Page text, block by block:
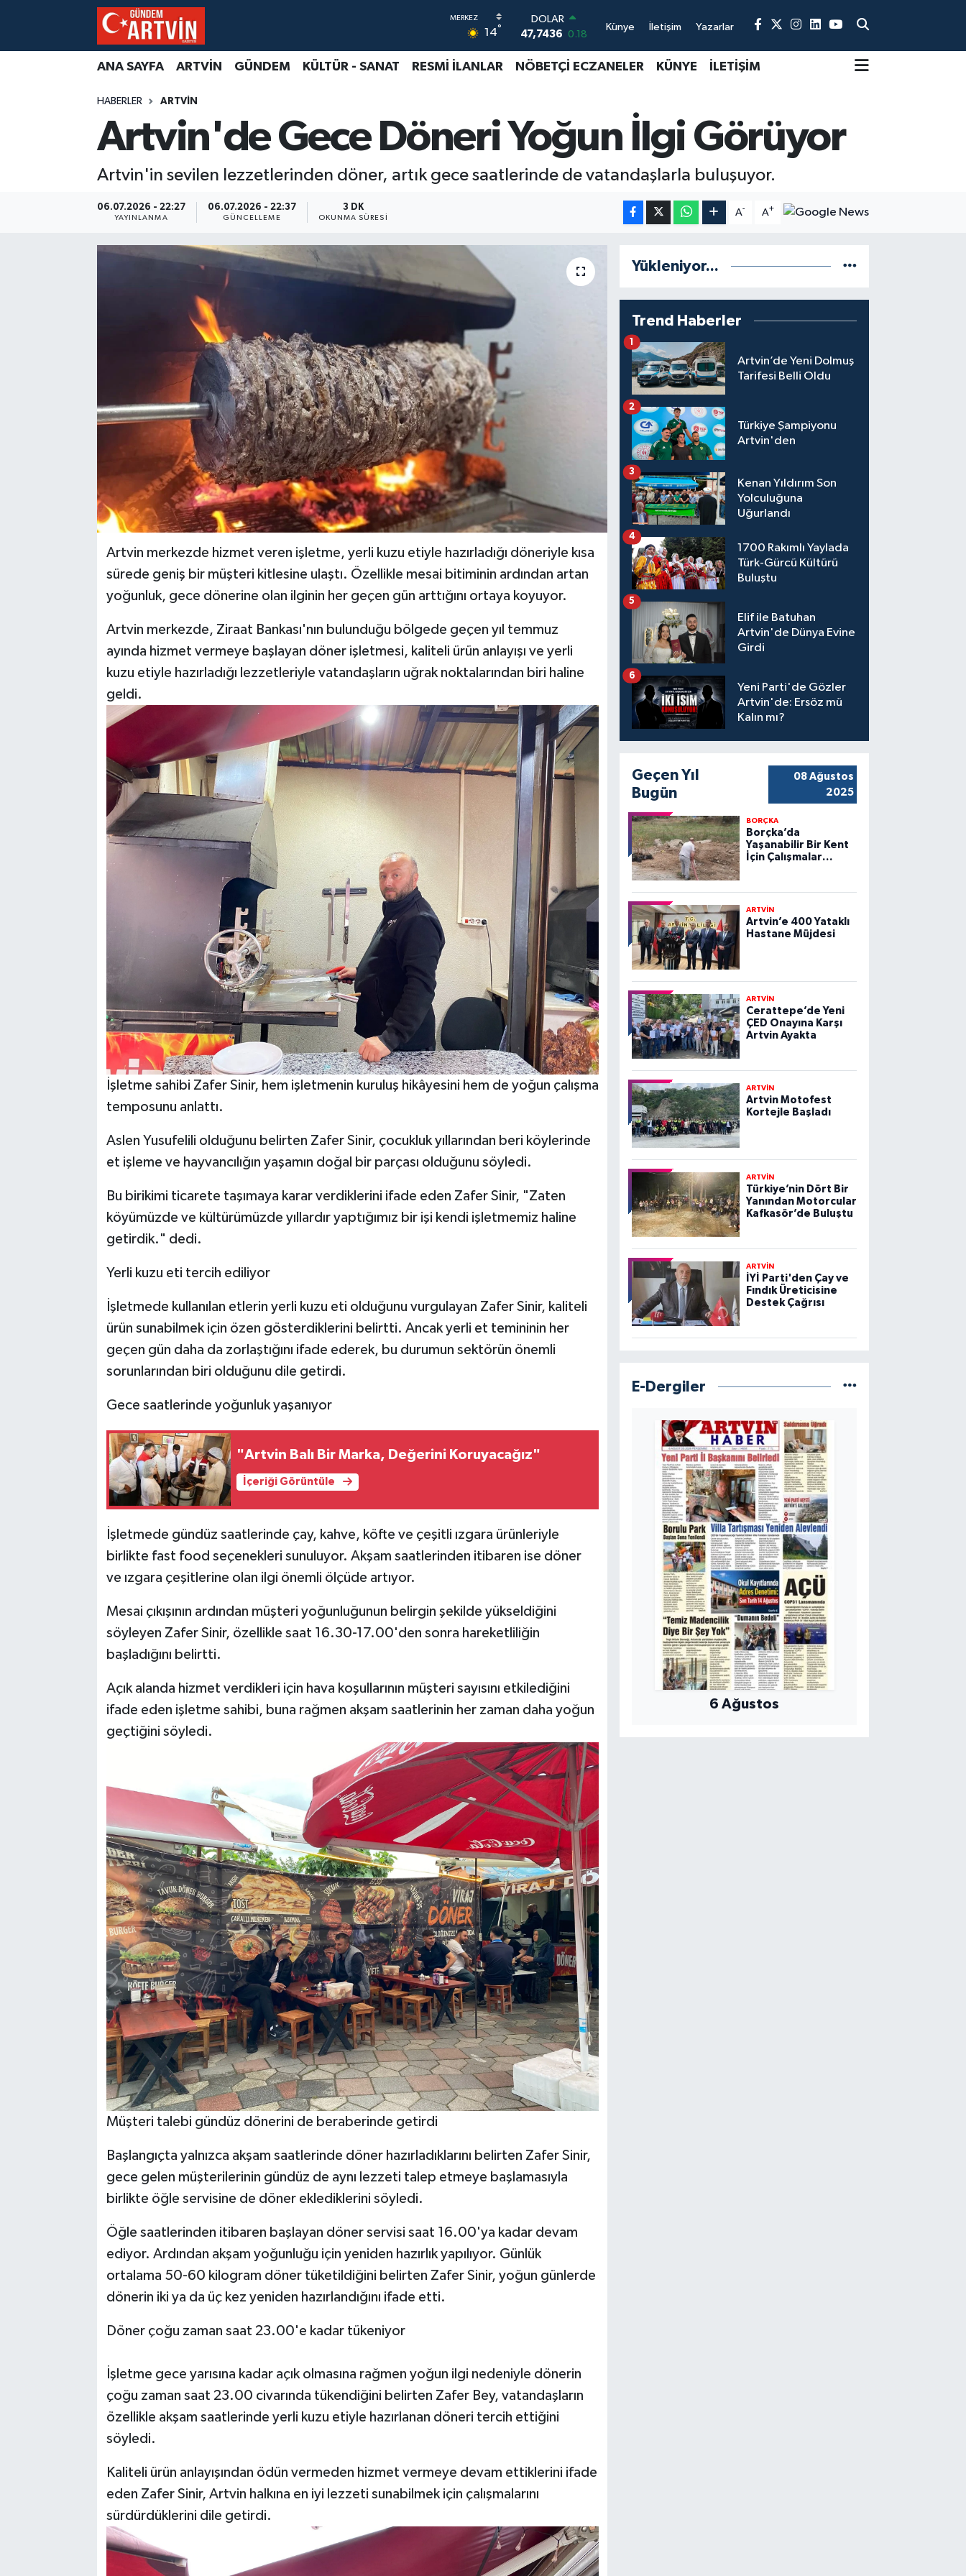
14°
DOLAR
47,7436 0.18
EURO
55,2510 0.32
6660.55 0.03
BİST100
13.779 -14
BITCOIN
Künye İletişim Yazarlar
ANA SAYFA ARTVİN GÜNDEM KÜLTÜR - SANAT RESMİ İLANLAR NÖBETÇİ ECZANELER KÜNYE İLETİŞİM
HABERLER ARTVİN
Artvin'de Gece Döneri Yoğun İlgi Görüyor
Artvin'in sevilen lezzetlerinden döner, artık gece saatlerinde de vatandaşlarla buluşuyor.
06.07.2026 - 22:27
YAYINLANMA
06.07.2026 - 22:37
GÜNCELLEME
3 DK
OKUNMA SÜRESI
A- A+
Artvin merkezde hizmet veren işletme, yerli kuzu etiyle hazırladığı döneriyle kısa
sürede geniş bir müşteri kitlesine ulaştı. Özellikle mesai bitiminin ardından artan
yoğunluk, gece dönerine olan ilginin her geçen gün arttığını ortaya koyuyor.
Artvin merkezde, Ziraat Bankası'nın bulunduğu bölgede geçen yıl temmuz
ayında hizmet vermeye başlayan döner işletmesi, kaliteli ürün anlayışı ve yerli
kuzu etiyle hazırladığı lezzetleriyle vatandaşların uğrak noktalarından biri haline
geldi.
İşletme sahibi Zafer Sinir, hem işletmenin kuruluş hikâyesini hem de yoğun çalışma
temposunu anlattı.
Aslen Yusufelili olduğunu belirten Zafer Sinir, çocukluk yıllarından beri köylerinde
et işleme ve hayvancılığın yaşamın doğal bir parçası olduğunu söyledi.
Bu birikimi ticarete taşımaya karar verdiklerini ifade eden Zafer Sinir, "Zaten
köyümüzde ve kültürümüzde yıllardır yaptığımız bir işi kendi işletmemiz haline
getirdik." dedi.
Yerli kuzu eti tercih ediliyor
İşletmede kullanılan etlerin yerli kuzu eti olduğunu vurgulayan Zafer Sinir, kaliteli
ürün sunabilmek için özen gösterdiklerini belirtti. Ancak yerli et temininin her
geçen gün daha da zorlaştığını ifade ederek, bu durumun sektörün önemli
sorunlarından biri olduğunu dile getirdi.
Gece saatlerinde yoğunluk yaşanıyor
"Artvin Balı Bir Marka, Değerini Koruyacağız"
İçeriği Görüntüle
İşletmede gündüz saatlerinde çay, kahve, köfte ve çeşitli ızgara ürünleriyle
birlikte fast food seçenekleri sunuluyor. Akşam saatlerinden itibaren ise döner
ve ızgara çeşitlerine olan ilgi önemli ölçüde artıyor.
Mesai çıkışının ardından müşteri yoğunluğunun belirgin şekilde yükseldiğini
söyleyen Zafer Sinir, özellikle saat 16.30-17.00'den sonra hareketliliğin
başladığını belirtti.
Açık alanda hizmet verdikleri için hava koşullarının müşteri sayısını etkilediğini
ifade eden işletme sahibi, buna rağmen akşam saatlerinin her zaman daha yoğun
geçtiğini söyledi.
Müşteri talebi gündüz dönerini de beraberinde getirdi
Başlangıçta yalnızca akşam saatlerinde döner hazırladıklarını belirten Zafer Sinir,
gece gelen müşterilerinin gündüz de aynı lezzeti talep etmeye başlamasıyla
birlikte öğle servisine de döner eklediklerini söyledi.
Öğle saatlerinden itibaren başlayan döner servisi saat 16.00'ya kadar devam
ediyor. Ardından akşam yoğunluğu için yeniden hazırlık yapılıyor. Günlük
ortalama 50-60 kilogram döner tüketildiğini belirten Zafer Sinir, yoğun günlerde
dönerin iki ya da üç kez yeniden hazırlandığını ifade etti.
Döner çoğu zaman saat 23.00'e kadar tükeniyor
İşletme gece yarısına kadar açık olmasına rağmen yoğun ilgi nedeniyle dönerin
çoğu zaman saat 23.00 civarında tükendiğini belirten Zafer Bey, vatandaşların
özellikle akşam saatlerinde yerli kuzu etiyle hazırlanan döneri tercih ettiğini
söyledi.
Kaliteli ürün anlayışından ödün vermeden hizmet vermeye devam ettiklerini ifade
eden Zafer Sinir, Artvin halkına en iyi lezzeti sunabilmek için çalışmalarını
sürdürdüklerini dile getirdi.
Yükleniyor...
Trend Haberler
Artvin’de Yeni Dolmuş
Tarifesi Belli Oldu
1
Türkiye Şampiyonu
Artvin'den
2
Kenan Yıldırım Son
Yolculuğuna
Uğurlandı
3
1700 Rakımlı Yaylada
Türk-Gürcü Kültürü
Buluştu
4
Elif ile Batuhan
Artvin'de Dünya Evine
Girdi
5
Yeni Parti'de Gözler
Artvin'de: Ersöz mü
Kalın mı?
6
Geçen Yıl
Bugün
08 Ağustos
2025
BORÇKA
Borçka’da
Yaşanabilir Bir Kent
İçin Çalışmalar
ARTVİN
Artvin’e 400 Yataklı
Hastane Müjdesi
ARTVİN
Cerattepe’de Yeni
ÇED Onayına Karşı
Artvin Ayakta
ARTVİN
Artvin Motofest
Kortejle Başladı
ARTVİN
Türkiye’nin Dört Bir
Yanından Motorcular
Kafkasör’de Buluştu
ARTVİN
İYİ Parti'den Çay ve
Fındık Üreticisine
Destek Çağrısı
E-Dergiler
6 Ağustos